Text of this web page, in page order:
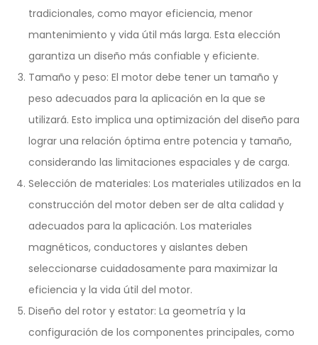
tradicionales, como mayor eficiencia, menor
mantenimiento y vida útil más larga. Esta elección
garantiza un diseño más confiable y eficiente.
Tamaño y peso: El motor debe tener un tamaño y
peso adecuados para la aplicación en la que se
utilizará. Esto implica una optimización del diseño para
lograr una relación óptima entre potencia y tamaño,
considerando las limitaciones espaciales y de carga.
Selección de materiales: Los materiales utilizados en la
construcción del motor deben ser de alta calidad y
adecuados para la aplicación. Los materiales
magnéticos, conductores y aislantes deben
seleccionarse cuidadosamente para maximizar la
eficiencia y la vida útil del motor.
Diseño del rotor y estator: La geometría y la
configuración de los componentes principales, como